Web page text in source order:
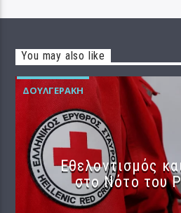
You may also like
ΔΟΥΛΓΕΡΆΚΗ
Εθελοντισμός
στο Νότο του